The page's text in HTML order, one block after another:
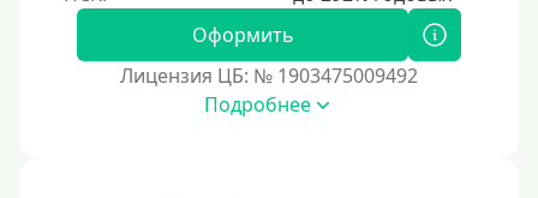
На большую сумму
Банковские карты и платежные системы
Оформить
Лицензия ЦБ: № 1903475009492
Подробнее